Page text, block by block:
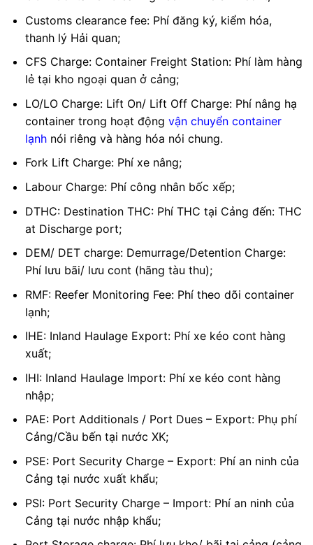
Customs clearance fee: Phí đăng ký, kiểm hóa,
thanh lý Hải quan;
CFS Charge: Container Freight Station: Phí làm hàng
lẻ tại kho ngoại quan ở cảng;
LO/LO Charge: Lift On/ Lift Off Charge: Phí nâng hạ
container trong hoạt động vận chuyển container
lạnhnói riêng và hàng hóa nói chung.
Fork Lift Charge: Phí xe nâng;
Labour Charge: Phí công nhân bốc xếp;
DTHC: Destination THC: Phí THC tại Cảng đến: THC
at Discharge port;
DEM/ DET charge: Demurrage/Detention Charge:
Phí lưu bãi/ lưu cont (hãng tàu thu);
RMF: Reefer Monitoring Fee: Phí theo dõi container
lạnh;
IHE: Inland Haulage Export: Phí xe kéo cont hàng
xuất;
IHI: Inland Haulage Import: Phí xe kéo cont hàng
nhập;
PAE: Port Additionals / Port Dues – Export: Phụ phí
Cảng/Cầu bến tại nước XK;
PSE: Port Security Charge – Export: Phí an ninh của
Cảng tại nước xuất khẩu;
PSI: Port Security Charge – Import: Phí an ninh của
Cảng tại nước nhập khẩu;